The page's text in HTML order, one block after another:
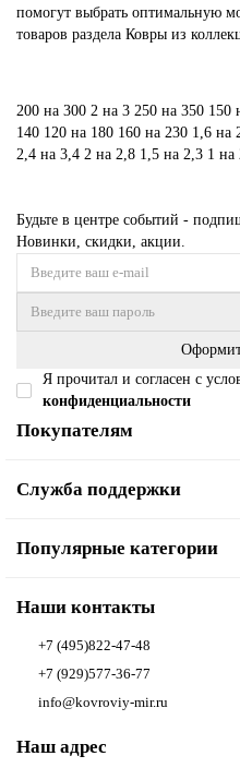
помогут выбрать оптимальную
товаров раздела Ковры из
200 на 300 2 на 3 250 на 350 150
140 120 на 180 160 на 230 1,6 на
2,4 на 3,4 2 на 2,8 1,5 на 2,3 1 на
Будьте в центре событий -
Новинки, скидки, акции.
Я прочитал и согласен с
конфиденциальности
Покупателям
Служба поддержки
Популярные категории
Наши контакты
+7 (495)822-47-48
+7 (929)577-36-77
info@kovroviy-mir.ru
Наш адрес